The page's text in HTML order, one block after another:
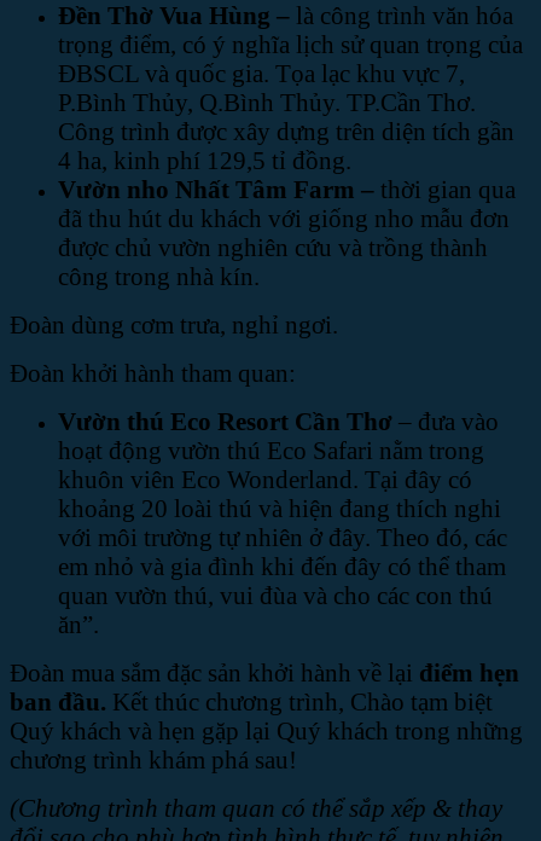
Đền Thờ Vua Hùng – là công trình văn hóa
trọng điểm, có ý nghĩa lịch sử quan trọng của
ĐBSCL và quốc gia. Tọa lạc khu vực 7,
P.Bình Thủy, Q.Bình Thủy. TP.Cần Thơ.
Công trình được xây dựng trên diện tích gần
4 ha, kinh phí 129,5 tỉ đồng.
Vườn nho Nhất Tâm Farm – thời gian qua
đã thu hút du khách với giống nho mẫu đơn
được chủ vườn nghiên cứu và trồng thành
công trong nhà kín.
Đoàn dùng cơm trưa, nghỉ ngơi.
Đoàn khởi hành tham quan:
Vườn thú Eco Resort Cần Thơ – đưa vào
hoạt động vườn thú Eco Safari nằm trong
khuôn viên Eco Wonderland. Tại đây có
khoảng 20 loài thú và hiện đang thích nghi
với môi trường tự nhiên ở đây. Theo đó, các
em nhỏ và gia đình khi đến đây có thể tham
quan vườn thú, vui đùa và cho các con thú
ăn”.
Đoàn mua sắm đặc sản khởi hành về lại điểm hẹn
ban đầu. Kết thúc chương trình, Chào tạm biệt
Quý khách và hẹn gặp lại Quý khách trong những
chương trình khám phá sau!
(Chương trình tham quan có thể sắp xếp & thay